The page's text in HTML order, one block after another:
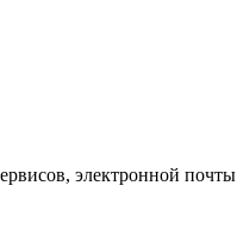
электронной почты